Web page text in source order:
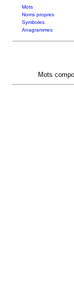
Mots
Noms propres
Symboles
Anagrammes
Mots